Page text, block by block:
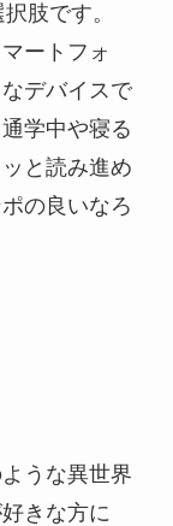
肢です。
ートフォ
デバイスで
学中や寝る
と読み進め
の良いなろ
うな異世界
きな方に